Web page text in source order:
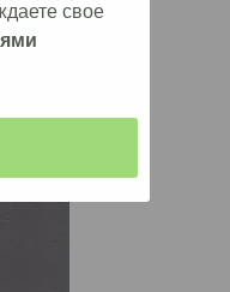
свое